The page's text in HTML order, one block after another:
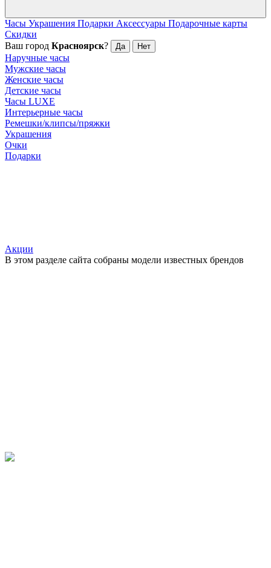
Часы Украшения Подарки Аксессуары Подарочные карты
Скидки
Ваш город Красноярск? Да Нет
Наручные часы
Мужские часы
Женские часы
Детские часы
Часы LUXE
Интерьерные часы
Ремешки/клипсы/пряжки
Украшения
Очки
Подарки
Акции
В этом разделе сайта собраны модели известных брендов